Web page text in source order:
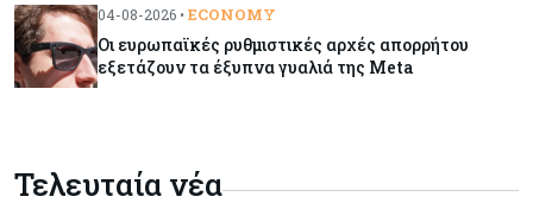
Eurostat: Ετήσια αύξηση 5% του όγκου λιανικού
εμπορίου στην Κύπρο τον Ιούνιο
Δεκέλειας μετά από 26 χρόνια
04-08-2026 • ECONOMY
Οι ευρωπαϊκές ρυθμιστικές αρχές απορρήτου
εξετάζουν τα έξυπνα γυαλιά της Meta
Τελευταία νέα